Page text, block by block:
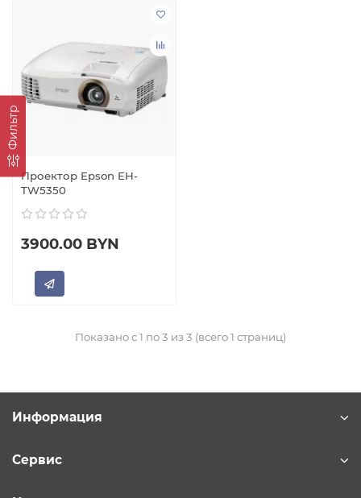
Фильтр
Проектор Epson EH-
TW5350
3900.00 BYN
Показано с 1 по 3 из 3 (всего 1 страниц)
Информация
Сервис